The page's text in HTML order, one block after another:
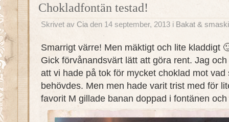
Chokladfontän testad!
Skrivet av Cia den 14 september, 2013 i Bakat &
Smarrigt värre! Men mäktigt och lite kladdigt
Gick förvånandsvärt lätt att göra rent. Jag
att vi hade på tok för mycket choklad mot vad
behövdes. Men men hade varit trist med för
favorit M gillade banan doppad i fontänen